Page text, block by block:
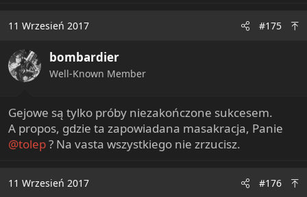
t
o
n
s
11 Wrzesień 2017 #175
bombardier
Well-Known Member
Gejowe są tylko próby niezakończone sukcesem.
A propos, gdzie ta zapowiadana masakracja, Panie
@tolep? Na vasta wszystkiego nie zrzucisz.
11 Wrzesień 2017 #176